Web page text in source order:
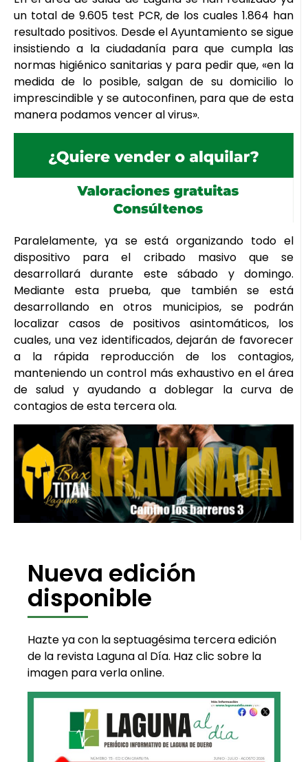
un total de 9.605 test PCR, de los cuales 1.864 han
resultado positivos. Desde el Ayuntamiento se sigue
insistiendo a la ciudadanía para que cumpla las
normas higiénico sanitarias y para pedir que, «en la
medida de lo posible, salgan de su domicilio lo
imprescindible y se autoconfinen, para que de esta
manera podamos vencer al virus».
Paralelamente, ya se está organizando todo el
dispositivo para el cribado masivo que se
desarrollará durante este sábado y domingo.
Mediante esta prueba, que también se está
desarrollando en otros municipios, se podrán
localizar casos de positivos asintomáticos, los
cuales, una vez identificados, dejarán de favorecer
a la rápida reproducción de los contagios,
manteniendo un control más exhaustivo en el área
de salud y ayudando a doblegar la curva de
contagios de esta tercera ola.
Nueva edición
disponible
Hazte ya con la septuagésima tercera edición
de la revista Laguna al Día. Haz clic sobre la
imagen para verla online.